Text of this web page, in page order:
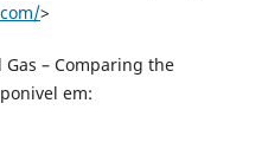
>
– Comparing the
em: